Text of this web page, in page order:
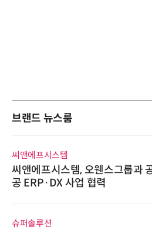
브랜드 뉴스룸
씨앤에프시스템
씨앤에프시스템, 오웬스그룹과
공 ERP·DX 사업 협력
슈퍼솔루션